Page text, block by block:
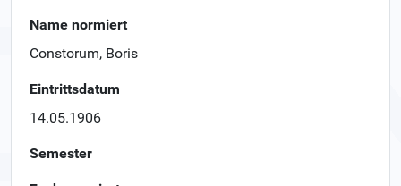
Name normiert
Constorum, Boris
Eintrittsdatum
14.05.1906
Semester